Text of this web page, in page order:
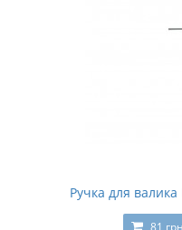
Ручка для
81